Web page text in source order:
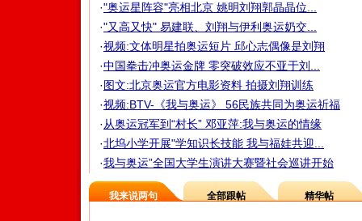
·"奥运星阵容"亮相北京 姚明刘翔郭晶晶位...
·"又高又快" 易建联、刘翔与伊利奥运奶交...
·视频:文体明星拍奥运短片 邱心志偶像是刘翔
·中国拳击冲奥运金牌 零突破效应不亚于刘...
·图文:北京奥运官方电影资料 拍摄刘翔训练
·视频:BTV-《我与奥运》 56民族共同为奥运祈福
· 从奥运冠军到“村长” 邓亚萍:我与奥运的情缘
·北坞小学开展"学知识长技能 我与福娃共迎...
·我与奥运”全国大学生演讲大赛暨社会巡讲开始
我来说两句 全部跟帖 精华帖